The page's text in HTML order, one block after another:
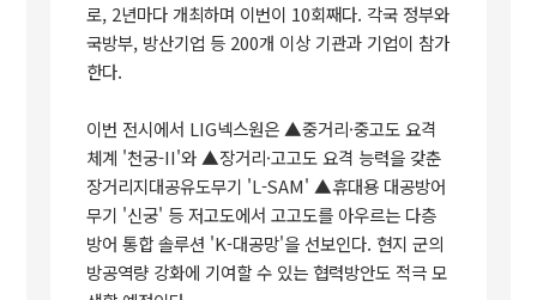
로, 2년마다 개최하며 이번이 10회째다. 각국 정부와
국방부, 방산기업 등 200개 이상 기관과 기업이 참가
한다.
이번 전시에서 LIG넥스원은 ▲중거리·중고도 요격
체계 '천궁-II'와 ▲장거리·고고도 요격 능력을 갖춘
장거리지대공유도무기 'L-SAM' ▲휴대용 대공방어
무기 '신궁' 등 저고도에서 고고도를 아우르는 다층
방어 통합 솔루션 'K-대공망'을 선보인다. 현지 군의
방공역량 강화에 기여할 수 있는 협력방안도 적극 모